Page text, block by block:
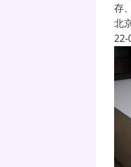
存
北
22-